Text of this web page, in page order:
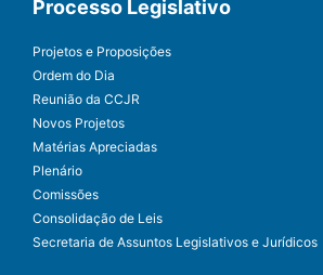
Processo Legislativo
Projetos e Proposições
Ordem do Dia
Reunião da CCJR
Novos Projetos
Matérias Apreciadas
Plenário
Comissões
Consolidação de Leis
Secretaria de Assuntos Legislativos e Jurídicos